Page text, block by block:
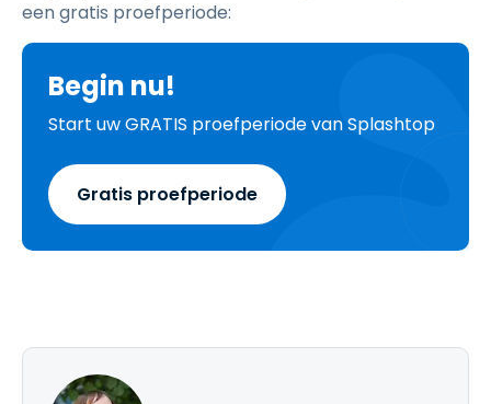
een gratis proefperiode:
Begin nu!
Start uw GRATIS proefperiode van Splashtop
Gratis proefperiode